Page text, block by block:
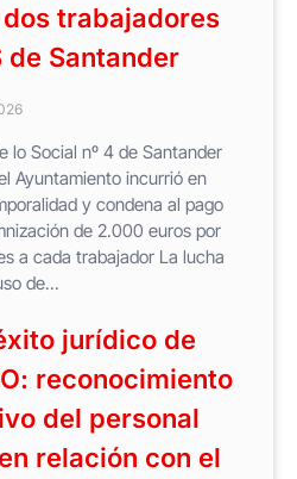
trabajadores
de Santander
lo Social nº 4 de Santander
Ayuntamiento incurrió en
y condena al pago
de 2.000 euros por
a cada trabajador La lucha
de...
jurídico de
reconocimiento
del personal
relación con el